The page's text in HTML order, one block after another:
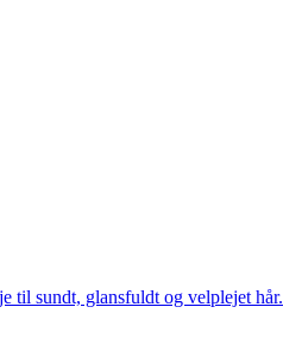
til sundt, glansfuldt og velplejet hår.